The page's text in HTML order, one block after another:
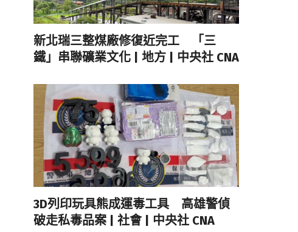
新北瑞三整煤廠修復近完工 「三
鐵」串聯礦業文化 | 地方 | 中央社 CNA
3D列印玩具熊成運毒工具 高雄警偵
破走私毒品案 | 社會 | 中央社 CNA